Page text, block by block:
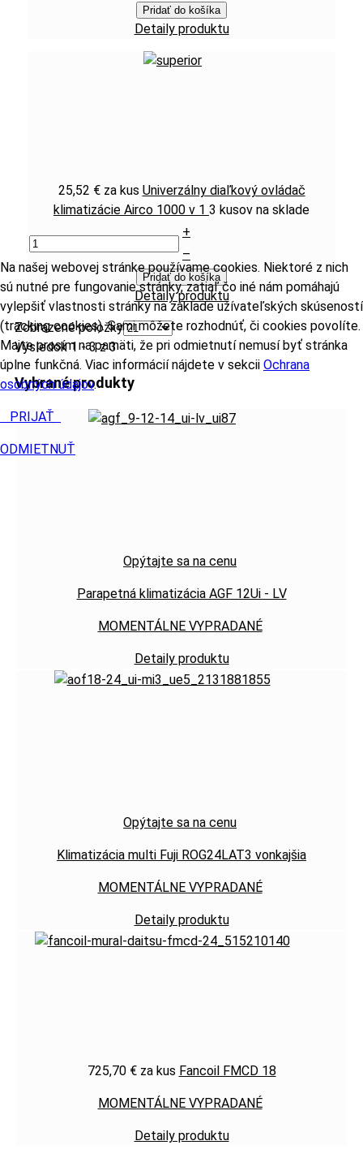
Pridať do košíka
Detaily produktu
25,52 € za kus Univerzálny diaľkový ovládač
klimatizácie Airco 1000 v 1 3 kusov na sklade
+
–
Pridať do košíka
Detaily produktu
Zobrazené položky
Výsledok 1 - 3 z 3
Vybrané produkty
Opýtajte sa na cenu
Parapetná klimatizácia AGF 12Ui - LV
MOMENTÁLNE VYPRADANÉ
Detaily produktu
Opýtajte sa na cenu
Klimatizácia multi Fuji ROG24LAT3 vonkajšia
MOMENTÁLNE VYPRADANÉ
Detaily produktu
725,70 € za kus Fancoil FMCD 18
MOMENTÁLNE VYPRADANÉ
Detaily produktu
Na našej webovej stránke používame cookies. Niektoré z nich
sú nutné pre fungovanie stránky, zatiaľ čo iné nám pomáhajú
vylepšiť vlastnosti stránky na základe užívateľských skúseností
(tracking cookies). Sami môžete rozhodnúť, či cookies povolíte.
Majte prosím na pamäti, že pri odmietnutí nemusí byť stránka
úplne funkčná. Viac informácií nájdete v sekcii Ochrana
osobných údajov.
PRIJAŤ
ODMIETNUŤ